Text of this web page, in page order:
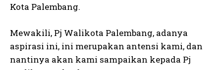
Kota Palembang.
Mewakili, Pj Walikota Palembang, adanya
aspirasi ini, ini merupakan antensi kami, dan
nantinya akan kami sampaikan kepada Pj